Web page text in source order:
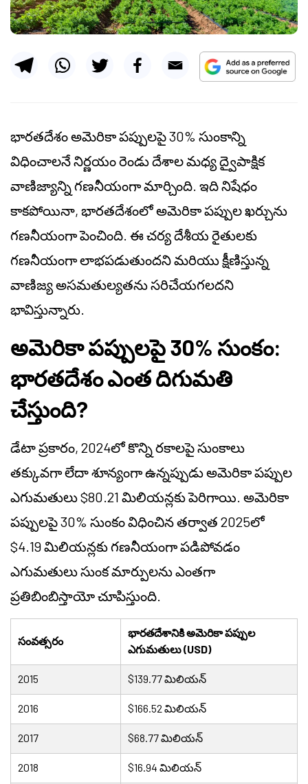
భారతదేశం అమెరికా పప్పులపై 30% సుంకాన్ని
విధించాలనే నిర్ణయం రెండు దేశాల మధ్య ద్వైపాక్షిక
వాణిజ్యాన్ని గణనీయంగా మార్చింది. ఇది నిషేధం
కాకపోయినా, భారతదేశంలో అమెరికా పప్పుల ఖర్చును
గణనీయంగా పెంచింది. ఈ చర్య దేశీయ రైతులకు
గణనీయంగా లాభపడుతుందని మరియు క్షీణిస్తున్న
వాణిజ్య అసమతుల్యతను సరిచేయగలదని
భావిస్తున్నారు.
అమెరికా పప్పులపై 30% సుంకం:
భారతదేశం ఎంత దిగుమతి
చేస్తుంది?
డేటా ప్రకారం, 2024లో కొన్ని రకాలపై సుంకాలు
తక్కువగా లేదా శూన్యంగా ఉన్నప్పుడు అమెరికా పప్పుల
ఎగుమతులు $80.21 మిలియన్లకు పెరిగాయి. అమెరికా
పప్పులపై 30% సుంకం విధించిన తర్వాత 2025లో
$4.19 మిలియన్లకు గణనీయంగా పడిపోవడం
ఎగుమతులు సుంక మార్పులను ఎంతగా
ప్రతిబింబిస్తాయో చూపిస్తుంది.
సంవత్సరం
భారతదేశానికి అమెరికా పప్పుల
ఎగుమతులు (USD)
2015 $139.77 మిలియన్
2016 $166.52 మిలియన్
2017 $68.77 మిలియన్
2018 $16.94 మిలియన్